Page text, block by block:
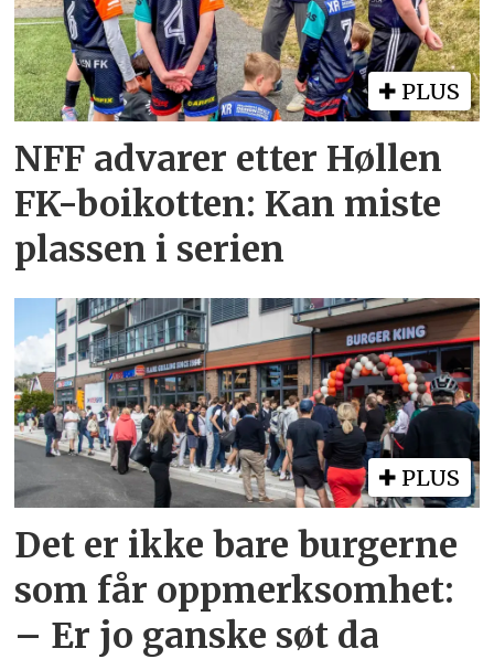
PLUS
NFF advarer etter Høllen
FK-boikotten: Kan miste
plassen i serien
PLUS
Det er ikke bare burgerne
som får oppmerksomhet:
– Er jo ganske søt da